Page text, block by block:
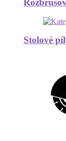
Stolové